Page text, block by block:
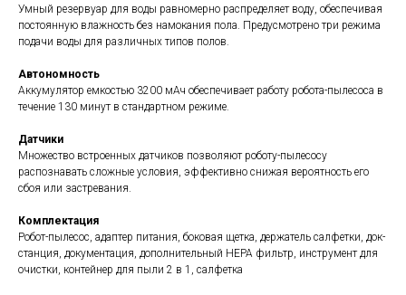
Умный резервуар для воды равномерно распределяет воду, обеспечивая
постоянную влажность без намокания пола. Предусмотрено три режима
подачи воды для различных типов полов.
Автономность
Аккумулятор емкостью 3200 мАч обеспечивает работу робота-пылесоса в
течение 130 минут в стандартном режиме.
Датчики
Множество встроенных датчиков позволяют роботу-пылесосу
распознавать сложные условия, эффективно снижая вероятность его
сбоя или застревания.
Комплектация
Робот-пылесос, адаптер питания, боковая щетка, держатель салфетки, док-
станция, документация, дополнительный HEPA фильтр, инструмент для
очистки, контейнер для пыли 2 в 1, салфетка